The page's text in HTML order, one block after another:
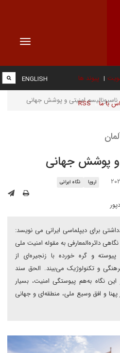
Toggle
پیوند ها
با ما RSS
ENGLISH
ناسیونالیسم امنیتی و پوشش جهانی
و پوشش جهانی
اروپا نگاه ایرانی
برای دیپلماسی ایرانی می نویسد:
دائره‌المعارفی به مقوله امنیت ملی
و گره خورده با زنجیر‌ه‌ای از
و تکنولوژیک می‌بیند. الحق سند
نگاه به‌هم پیوستگی امنیت، بسیار
و افق وسیع ملی، منطقه‌ای و جهانی